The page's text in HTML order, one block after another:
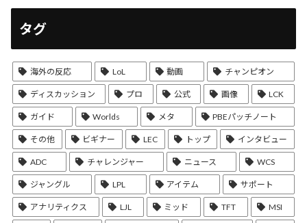
タグ
海外の反応 LoL 動画 チャンピオン
ディスカッション プロ 公式 画像 LCK
ガイド Worlds メタ PBEパッチノート
その他 ビギナー LEC トップ インタビュー
ADC チャレンジャー ニュース WCS
ジャングル LPL アイテム サポート
アナリティクス LJL ミッド TFT MSI